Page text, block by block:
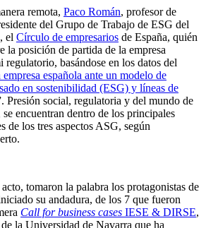
remota, Paco Román, profesor de
del Grupo de Trabajo de ESG del
el Círculo de empresarios de España, quién
la posición de partida de la empresa
regulatorio, basándose en los datos del
española ante un modelo de
en sostenibilidad (ESG) y líneas de
Presión social, regulatoria y del mundo de
encuentran dentro de los principales
de los tres aspectos ASG, según
tomaron la palabra los protagonistas de
su andadura, de los 7 que fueron
Call for business cases IESE & DIRSE,
la Universidad de Navarra que ha